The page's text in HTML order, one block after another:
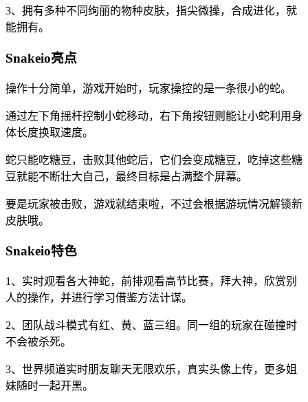
3、拥有多种不同绚丽的物种皮肤，指尖微操，合成进化，就
能拥有。
Snakeio亮点
操作十分简单，游戏开始时，玩家操控的是一条很小的蛇。
通过左下角摇杆控制小蛇移动，右下角按钮则能让小蛇利用身
体长度换取速度。
蛇只能吃糖豆，击败其他蛇后，它们会变成糖豆，吃掉这些糖
豆就能不断壮大自己，最终目标是占满整个屏幕。
要是玩家被击败，游戏就结束啦，不过会根据游玩情况解锁新
皮肤哦。
Snakeio特色
1、实时观看各大神蛇，前排观看高节比赛，拜大神，欣赏别
人的操作，并进行学习借鉴方法计谋。
2、团队战斗模式有红、黄、蓝三组。同一组的玩家在碰撞时
不会被杀死。
3、世界频道实时朋友聊天无限欢乐，真实头像上传，更多姐
妹随时一起开黑。